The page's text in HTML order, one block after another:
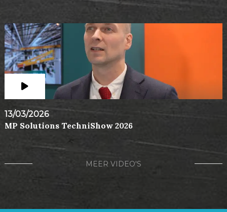
13/03/2026
MP Solutions TechniShow 2026
MEER VIDEO'S